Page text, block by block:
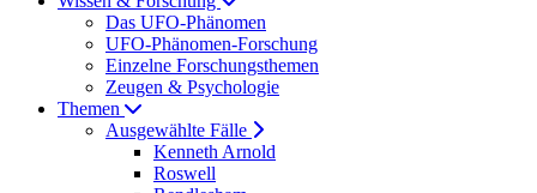
Das UFO-Phänomen
UFO-Phänomen-Forschung
Einzelne Forschungsthemen
Zeugen & Psychologie
Themen
Ausgewählte Fälle
Kenneth Arnold
Roswell